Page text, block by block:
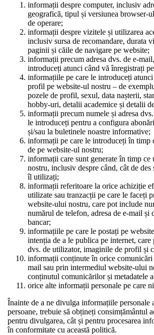
informații despre computer, inclusiv
geografică, tipul și versiunea browser-
de operare;
informații despre vizitele și utilizarea
inclusiv sursa de recomandare, durata
paginii și căile de navigare pe website;
informații precum adresa dvs. de e-
introduceți atunci când vă înregistrați
informațiile pe care le introduceți
profil pe website-ul nostru – de
pozele de profil, sexul, data nașterii,
hobby-uri, detalii academice și detalii
informații precum numele și adresa
le introduceți pentru a configura
și/sau la buletinele noastre informative;
informații pe care le introduceți în timp
de pe website-ul nostru;
informații care sunt generate în timp
nostru, inclusiv despre când, cât de
îl utilizați;
informații referitoare la orice achiziție
utilizate sau tranzacții pe care le faceți
website-ului nostru, care pot include
numărul de telefon, adresa de e-mail și
bancar;
informațiile pe care le postați pe
intenția de a le publica pe internet,
dvs. de utilizator, imaginile de profil și
informații conținute în orice
mail sau prin intermediul website-ului
conținutul comunicărilor și metadatele
orice alte informații personale pe care
Înainte de a ne divulga informațiile personale
persoane, trebuie să obțineți consimțământul
pentru divulgarea, cât și pentru procesarea
în conformitate cu această politică.